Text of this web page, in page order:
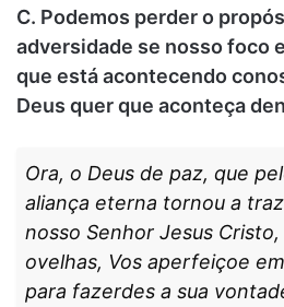
C. Podemos perder o
adversidade se nosso foco
que está acontecendo
Deus quer que aconteça
Ora, o Deus de paz, que
aliança eterna tornou a
nosso Senhor Jesus
ovelhas, Vos aperfeiçoe
para fazerdes a sua